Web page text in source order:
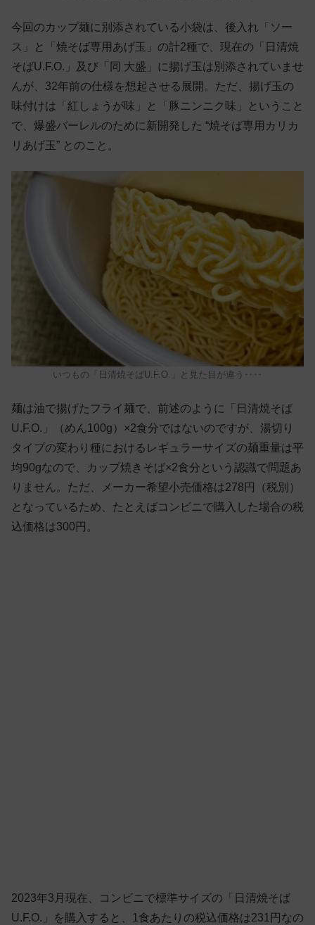
今回のカップ麺に別添されている小袋は、後入れ「ソー
ス」と「焼そば専用あげ玉」の計2種で、現在の「日清焼
そばU.F.O.」及び「同 大盛」に揚げ玉は別添されていませ
んが、32年前の仕様を想起させる展開。ただ、揚げ玉の
味付けは「紅しょうが味」と「豚ニンニク味」ということ
で、爆盛バーレルのために新開発した “焼そば専用カリカ
リあげ玉” とのこと。
いつもの「日清焼そばU.F.O.」と見た目が違う‥‥
麺は油で揚げたフライ麺で、前述のように「日清焼そば
U.F.O.」（めん100g）×2食分ではないのですが、湯切り
タイプの変わり種におけるレギュラーサイズの麺重量は平
均90gなので、カップ焼きそば×2食分という認識で問題あ
りません。ただ、メーカー希望小売価格は278円（税別）
となっているため、たとえばコンビニで購入した場合の税
込価格は300円。
2023年3月現在、コンビニで標準サイズの「日清焼そば
U.F.O.」を購入すると、1食あたりの税込価格は231円なの